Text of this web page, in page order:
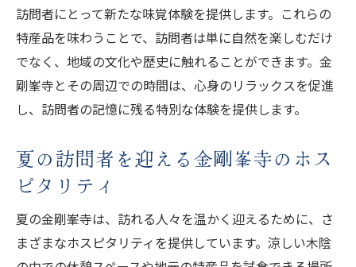
訪問者にとって新たな味覚体験を提供します。これらの
特産品を味わうことで、訪問者は単に自然を楽しむだけ
でなく、地域の文化や歴史に触れることができます。金
剛峯寺とその周辺での時間は、心身のリラックスを促進
し、訪問者の記憶に残る特別な体験を提供します。
夏の訪問者を迎える金剛峯寺のホス
ピタリティ
夏の金剛峯寺は、訪れる人々を温かく迎えるために、さ
まざまなホスピタリティを提供しています。涼しい木陰